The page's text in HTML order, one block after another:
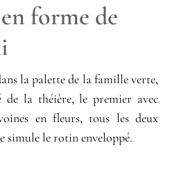
forme de
la palette de la famille verte,
de la théière, le premier avec
en fleurs, tous les deux
simule le rotin enveloppé.